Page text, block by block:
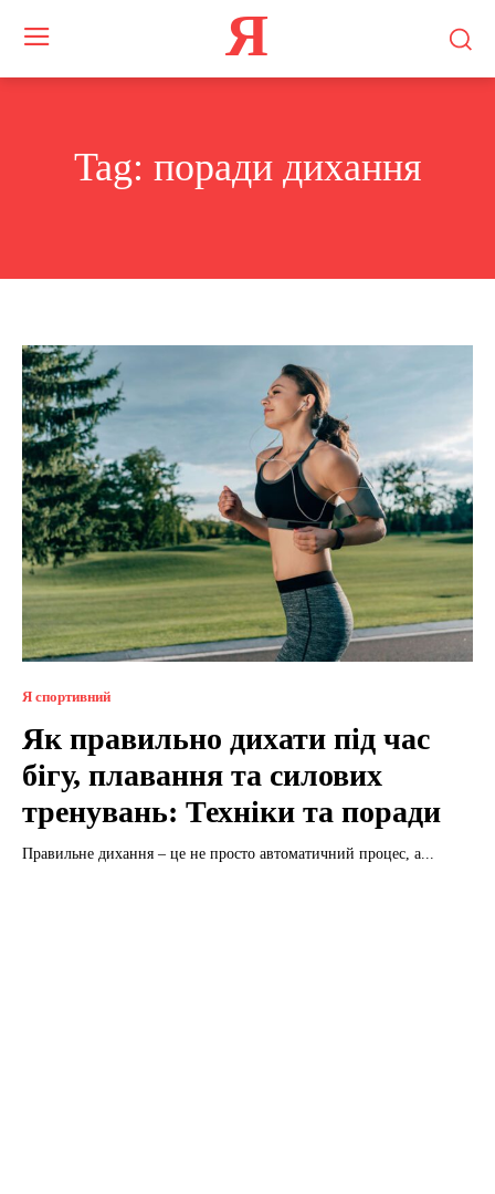
Я
Tag: поради дихання
Я спортивний
Як правильно дихати під час
бігу, плавання та силових
тренувань: Техніки та поради
Правильне дихання – це не просто автоматичний процес, а...